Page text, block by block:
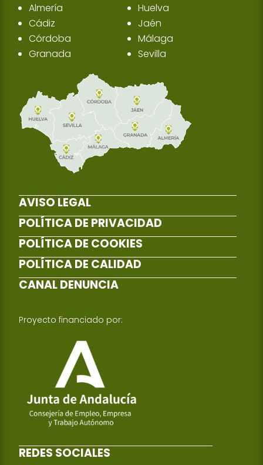
Almería
Cádiz
Córdoba
Granada
Huelva
Jaén
Málaga
Sevilla
AVISO LEGAL
POLÍTICA DE PRIVACIDAD
POLÍTICA DE COOKIES
POLÍTICA DE CALIDAD
CANAL DENUNCIA
Proyecto financiado por:
REDES SOCIALES